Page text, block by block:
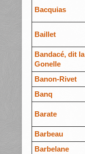
Bacquias
Baillet
Bandacé, dit la
Gonelle
Banon-Rivet
Banq
Barate
Barbeau
Barbelane